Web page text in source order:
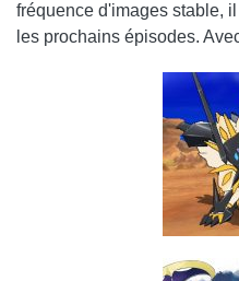
fréquence d'images stable,
les prochains épisodes.